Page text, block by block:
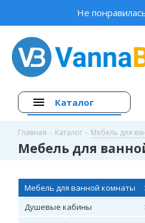
Не
Каталог
Главная - Каталог - Мебель для
Мебель для
Мебель для ванной комнаты
Душевые кабины